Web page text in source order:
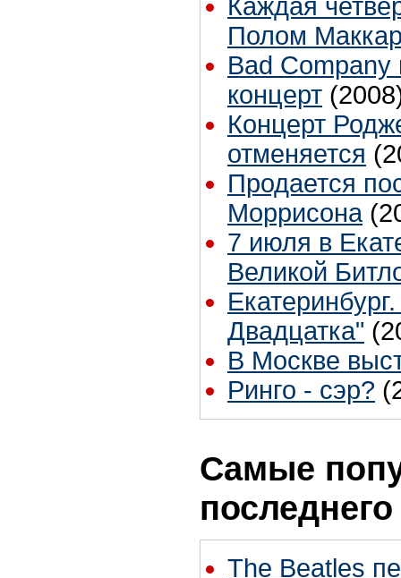
Каждая
Полом
Bad Company
концерт
Концерт
отменяется
Продается
Моррисона
7 июля в
Великой
Двадцатка"
В Москве
Ринго - сэр?
Самые
The Beatles